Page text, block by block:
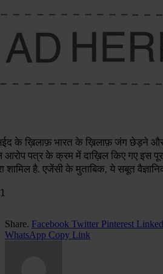
के ख़िलाफ़ भारत के ख़िलाफ़ जंग छेड़ने और
पत्र के क्रम में दाख़िल किए गए इस
शामिल है. एजेंसी के मुताबिक, ये सबूत
Share. Facebook Twitter Pinterest
WhatsApp Copy Link